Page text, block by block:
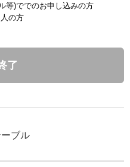
等)ででのお申し込みの方
人の方
了
ブル